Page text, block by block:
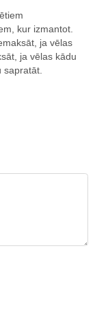
kur izmantot.
ja vēlas
ja vēlas kādu